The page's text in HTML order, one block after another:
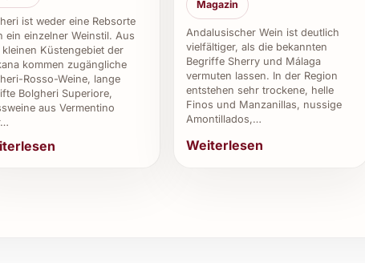
Fruchtigkeit erhalten.
sein attraktiver Rosaton machen ihn zu einem stilvollen
und Festlichkeiten.
ist weder eine Rebsorte
ein einzelner Weinstil. Aus
kleinen Küstengebiet der
kommen zugängliche
Rosso-Weine, lange
Bolgheri Superiore,
aus Vermentino
Magazin
Andalusischer Wein ist deutlich
vielfältiger, als die bekannten
Begriffe Sherry und Málaga
vermuten lassen. In der Region
entstehen sehr trockene, helle
Finos und Manzanillas, nussige
Amontillados,…
Weiterlesen